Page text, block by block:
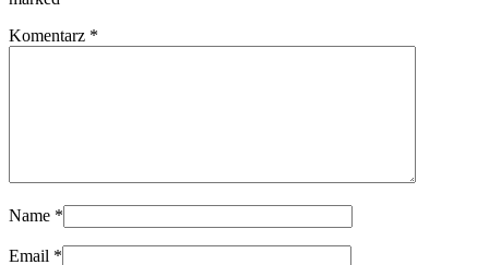
Komentarz *
Name *
Email *